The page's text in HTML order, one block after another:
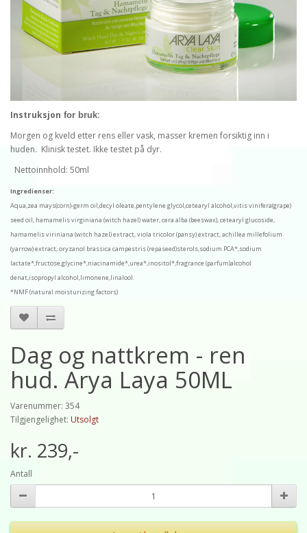
Instruksjon for bruk:
Morgen og kveld etter rens eller vask, masser kremen forsiktig inn i
huden. Klinisk testet. Ikke testet på dyr.
Nettoinnhold: 50ml
Ingredienser:
Aqua,zea mays(corn)-germ oil,decyl oleate,pentylene glycol,cetearyl alcohol,vitis vinifera(grape)
seed oil, hamamelis virginiana (witch hazel) water, cera alba (beeswax), cetearyl glucoside,
hamamelis viriniana (witch hazel) extract, viola tricolor (pansy) extract, achillea millefolium
(yarrow) extract, oryzanol brassica campestris (repaseed)sterols,sodium PCA*,sodium
lactate*,fructose,glycine*,niacinamide*,urea*,inositol*,fragrance (parfum)alcohol
denat,isopropyl alcohol,limonene,linalool.
*NMF (natural moisturizing factors)
Dag og nattkrem - ren
hud. Arya Laya 50ML
Varenummer: 354
Tilgjengelighet: Utsolgt
kr. 239,-
Antall